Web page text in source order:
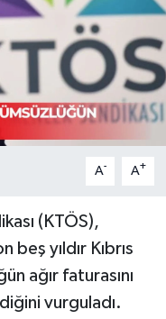
A- A+
(KTÖS),
beş yıldır Kıbrıs
ağır faturasını
vurguladı.